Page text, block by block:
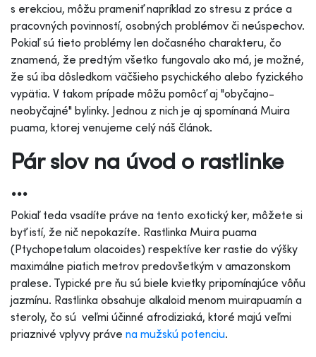
s erekciou, môžu prameniť napríklad zo stresu z práce a
pracovných povinností, osobných problémov či neúspechov.
Pokiaľ sú tieto problémy len dočasného charakteru, čo
znamená, že predtým všetko fungovalo ako má, je možné,
že sú iba dôsledkom väčšieho psychického alebo fyzického
vypätia. V takom prípade môžu pomôcť aj "obyčajno-
neobyčajné" bylinky. Jednou z nich je aj spomínaná Muira
puama, ktorej venujeme celý náš článok.
Pár slov na úvod o rastlinke
...
Pokiaľ teda vsadíte práve na tento exotický ker, môžete si
byť istí, že nič nepokazíte. Rastlinka Muira puama
(Ptychopetalum olacoides) respektíve ker rastie do výšky
maximálne piatich metrov predovšetkým v amazonskom
pralese. Typické pre ňu sú biele kvietky pripomínajúce vôňu
jazmínu. Rastlinka obsahuje alkaloid menom muirapuamín a
steroly, čo sú veľmi účinné afrodiziaká, ktoré majú veľmi
priaznivé vplyvy práve na mužskú potenciu.